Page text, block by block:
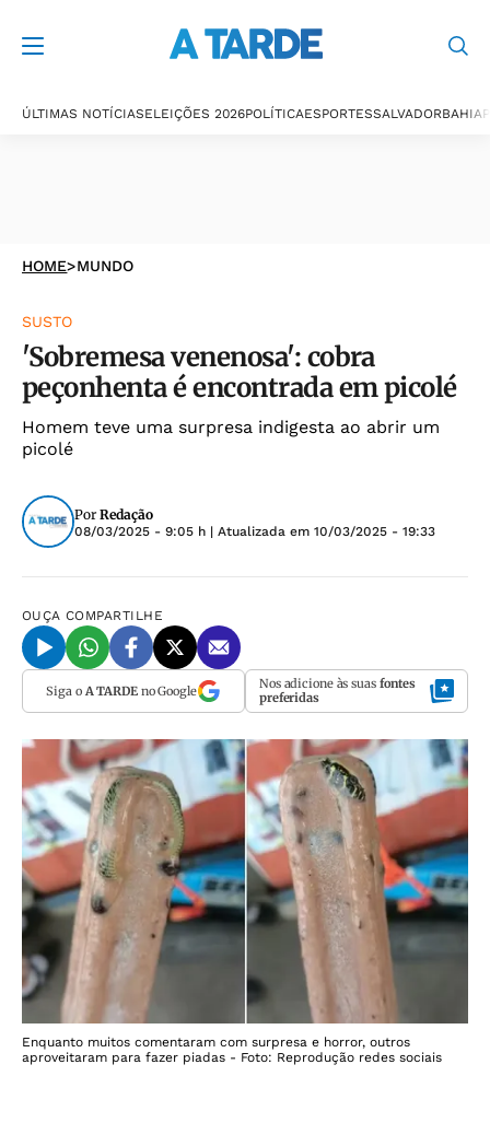
ÚLTIMAS NOTÍCIASELEIÇÕES 2026POLÍTICAESPORTESSALVADORBAHIA
HOME>MUNDO
SUSTO
'Sobremesa venenosa': cobra
peçonhenta é encontrada em picolé
Homem teve uma surpresa indigesta ao abrir um
picolé
Por Redação
08/03/2025 - 9:05 h | Atualizada em 10/03/2025 - 19:33
OUÇA COMPARTILHE
Siga o A TARDEno Google Nos adicione às suas fontes
preferidas
Enquanto muitos comentaram com surpresa e horror, outros
aproveitaram para fazer piadas - Foto: Reprodução redes sociais